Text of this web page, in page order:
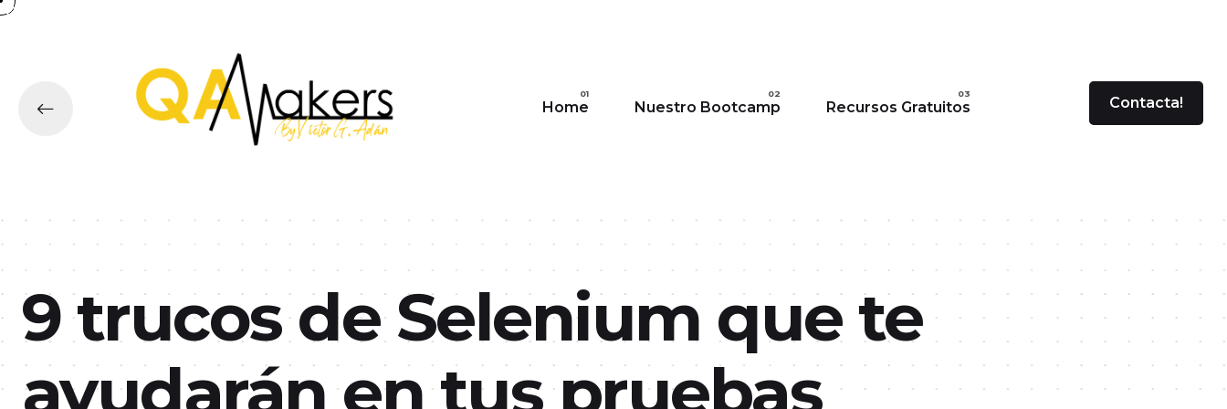
Home Nuestro Bootcamp Recursos Gratuitos Contacta!
9 trucos de Selenium que te
ayudarán en tus pruebas